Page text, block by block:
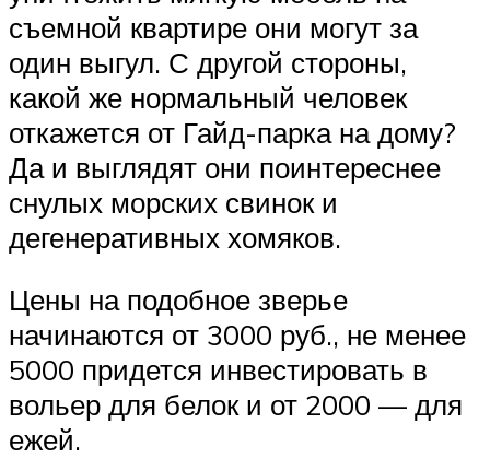
съемной квартире они могут за
один выгул. С другой стороны,
какой же нормальный человек
откажется от Гайд-парка на дому?
Да и выглядят они поинтереснее
снулых морских свинок и
дегенеративных хомяков.
Цены на подобное зверье
начинаются от 3000 руб., не менее
5000 придется инвестировать в
вольер для белок и от 2000 — для
ежей.